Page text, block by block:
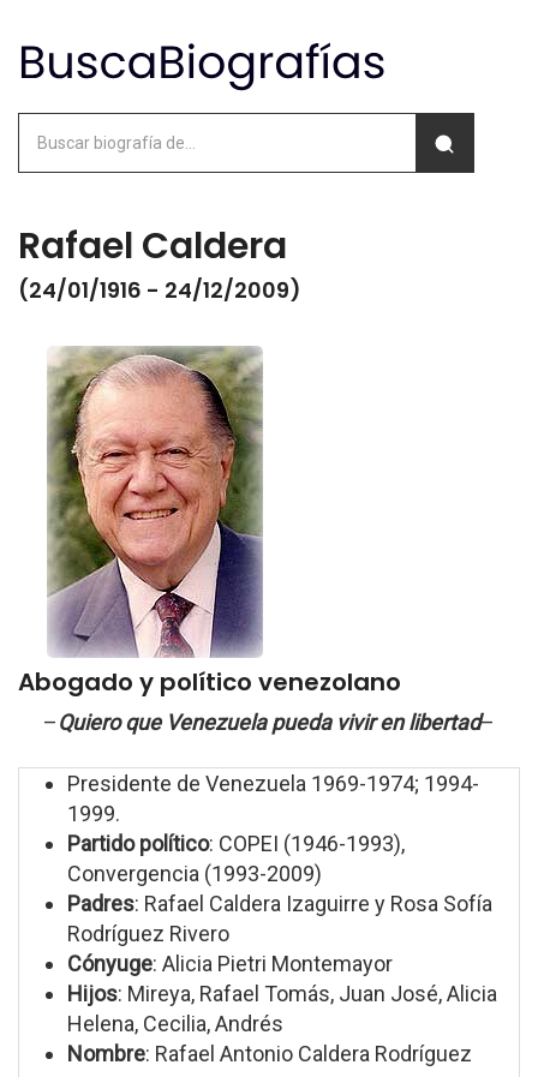
Rafael Caldera
(24/01/1916 - 24/12/2009)
Abogado y político venezolano
–Quiero que Venezuela pueda vivir en libertad–
Presidente de Venezuela 1969-1974; 1994-
1999.
Partido político: COPEI (1946-1993),
Convergencia (1993-2009)
Padres: Rafael Caldera Izaguirre y Rosa Sofía
Rodríguez Rivero
Cónyuge: Alicia Pietri Montemayor
Hijos: Mireya, Rafael Tomás, Juan José, Alicia
Helena, Cecilia, Andrés
Nombre: Rafael Antonio Caldera Rodríguez